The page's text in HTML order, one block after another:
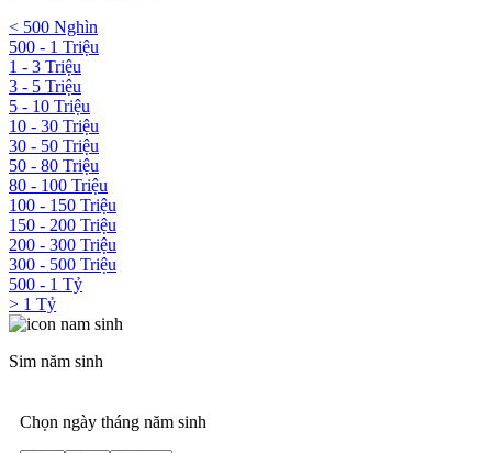
< 500 Nghìn
500 - 1 Triệu
1 - 3 Triệu
3 - 5 Triệu
5 - 10 Triệu
10 - 30 Triệu
30 - 50 Triệu
50 - 80 Triệu
80 - 100 Triệu
100 - 150 Triệu
150 - 200 Triệu
200 - 300 Triệu
300 - 500 Triệu
500 - 1 Tỷ
> 1 Tỷ
Sim năm sinh
Chọn ngày tháng năm sinh